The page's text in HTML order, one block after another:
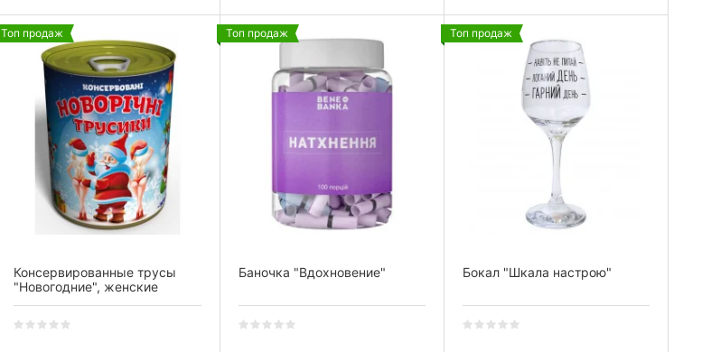
Топ продаж
Консервированные трусы
"Новогодние", женские
Топ продаж
Баночка "Вдохновение"
Топ продаж
Бокал "Шкала настрою"